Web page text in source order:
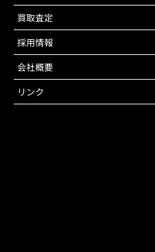
買取査定
採用情報
会社概要
リンク